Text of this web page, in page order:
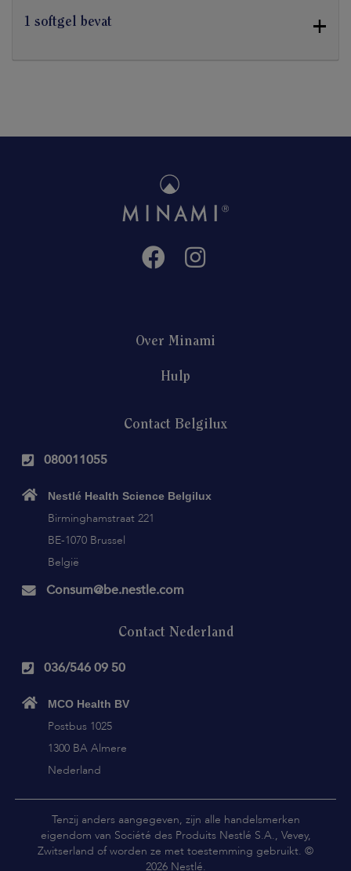
1 softgel bevat +
Over Minami
Hulp
Contact Belgilux
080011055
Nestlé Health Science Belgilux
Birminghamstraat 221
BE-1070 Brussel
België
Consum@be.nestle.com
Contact Nederland
036/546 09 50
MCO Health BV
Postbus 1025
1300 BA Almere
Nederland
Tenzij anders aangegeven, zijn alle handelsmerken
eigendom van Société des Produits Nestlé S.A., Vevey,
Zwitserland of worden ze met toestemming gebruikt. ©
2026 Nestlé.